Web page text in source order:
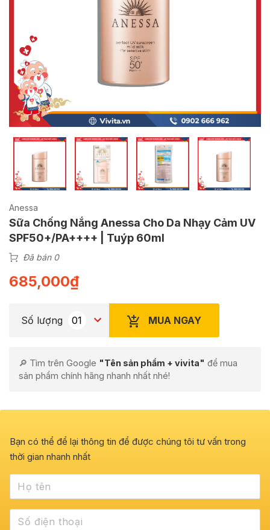
Anessa
Sữa Chống Nắng Anessa Cho Da Nhạy Cảm UV
SPF50+/PA++++ | Tuýp 60ml
Đã bán 0
685,000₫
Số lượng MUA NGAY
🔎 Tìm trên Google "Tên sản phẩm + vivita" để mua
sản phẩm chính hãng nhanh nhất nhé!
Bạn có thể để lại thông tin để được chúng tôi tư vấn trong
thời gian nhanh nhất